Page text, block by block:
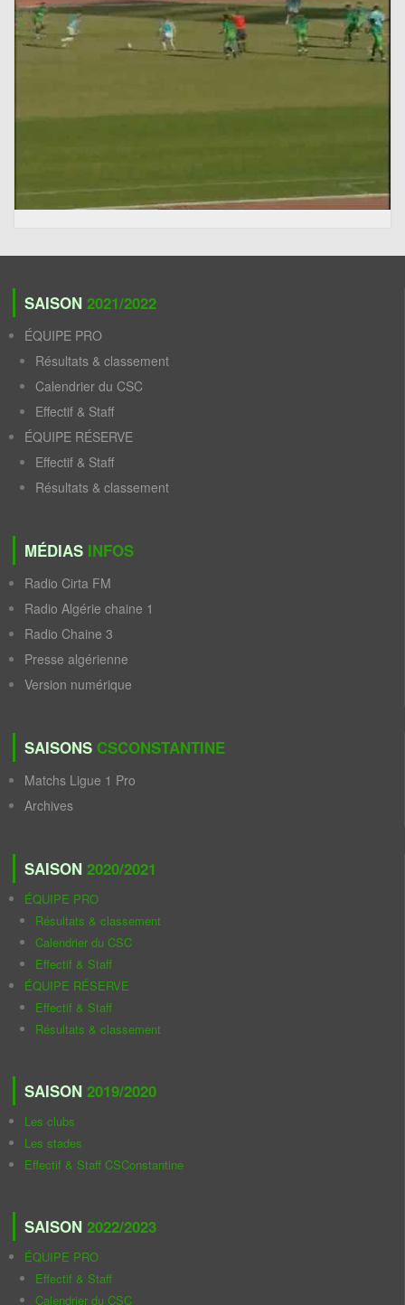
SAISON 2021/2022
ÉQUIPE PRO
Résultats & classement
Calendrier du CSC
Effectif & Staff
ÉQUIPE RÉSERVE
Effectif & Staff
Résultats & classement
MÉDIAS INFOS
Radio Cirta FM
Radio Algérie chaine 1
Radio Chaine 3
Presse algérienne
Version numérique
SAISONS CSCONSTANTINE
Matchs Ligue 1 Pro
Archives
SAISON 2020/2021
ÉQUIPE PRO
Résultats & classement
Calendrier du CSC
Effectif & Staff
ÉQUIPE RÉSERVE
Effectif & Staff
Résultats & classement
SAISON 2019/2020
Les clubs
Les stades
Effectif & Staff CSConstantine
SAISON 2022/2023
ÉQUIPE PRO
Effectif & Staff
Calendrier du CSC